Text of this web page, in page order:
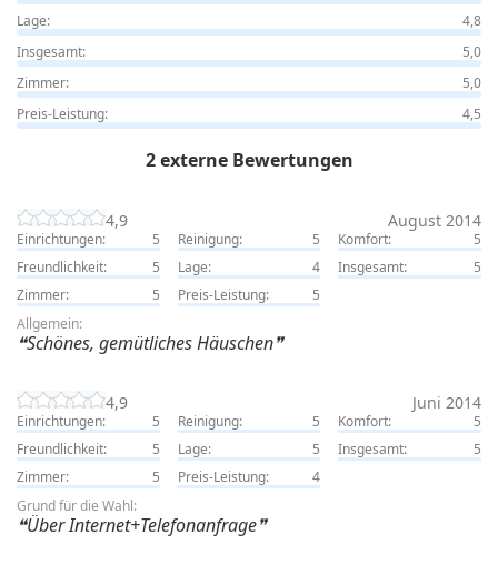
Lage:
4,8
Insgesamt:
5,0
Zimmer:
5,0
Preis-Leistung:
4,5
2 externe Bewertungen
4,9 August 2014
Einrichtungen: 5 Reinigung: 5 Komfort:
5
Freundlichkeit:
5 Lage: 4 Insgesamt:
5
Zimmer:
5 Preis-Leistung:
5
Allgemein:
Schönes, gemütliches Häuschen
4,9 Juni 2014
Einrichtungen: 5 Reinigung: 5 Komfort:
5
Freundlichkeit:
5 Lage: 5 Insgesamt:
5
Zimmer:
5 Preis-Leistung:
4
Grund für die Wahl:
Über Internet+Telefonanfrage